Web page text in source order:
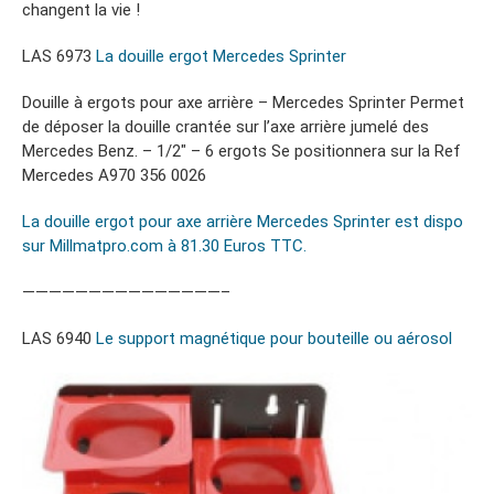
changent la vie !
LAS 6973 La douille ergot Mercedes Sprinter
Douille à ergots pour axe arrière – Mercedes Sprinter Permet
de déposer la douille crantée sur l’axe arrière jumelé des
Mercedes Benz. – 1/2″ – 6 ergots Se positionnera sur la Ref
Mercedes A970 356 0026
La douille ergot pour axe arrière Mercedes Sprinter est dispo
sur Millmatpro.com à 81.30 Euros TTC.
———————————————–
LAS 6940 Le support magnétique pour bouteille ou aérosol